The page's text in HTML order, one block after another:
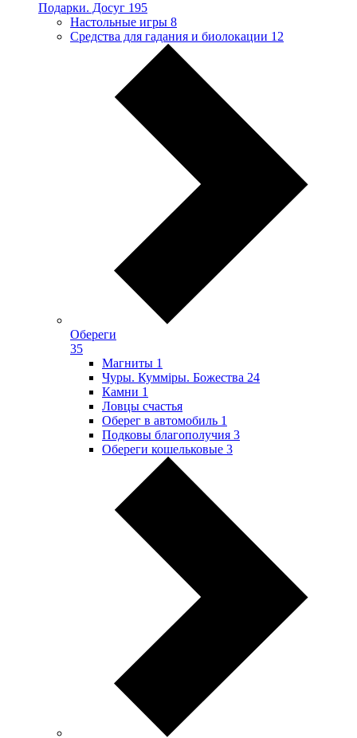
Подарки. Досуг 195
Настольные игры 8
Средства для гадания и биолокации 12
Обереги
35
Магниты 1
Чуры. Куммiры. Божества 24
Камни 1
Ловцы счастья
Оберег в автомобиль 1
Подковы благополучия 3
Обереги кошельковые 3